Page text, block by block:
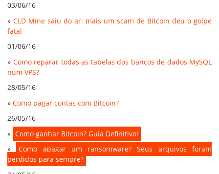
03/06/16
» CLD Mine saiu do ar: mais um scam de Bitcoin deu o golpe
fatal
01/06/16
» Como reparar todas as tabelas dos bancos de dados MySQL
num VPS?
28/05/16
» Como pagar contas com Bitcoin?
26/05/16
» Como ganhar Bitcoin? Guia Definitivo!
»
Como apagar um ransomware? Seus arquivos foram
perdidos para sempre?